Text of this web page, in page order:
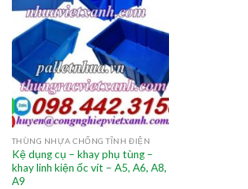
THÙNG NHỰA CHỐNG TĨNH ĐIỆN
Kệ dụng cụ – khay phụ tùng –
khay linh kiện ốc vít – A5, A6, A8,
A9